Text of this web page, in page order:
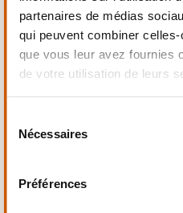
partenaires de médias
qui peuvent combiner
que vous leur avez fournies
de votre utilisation de leurs
Nécessaires
Préférences